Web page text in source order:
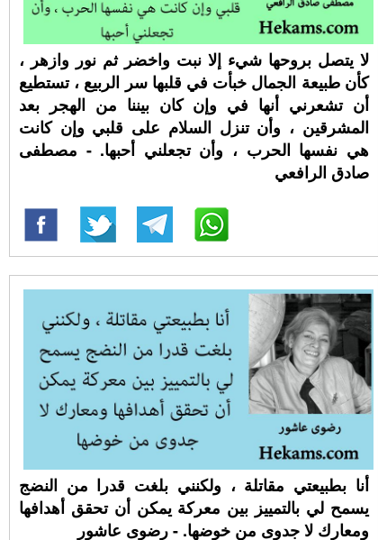
لا يتصل بروحها شيء إلا نبت واخضر ثم نور وازهر ،
كأن طبيعة الجمال خبأت في قلبها سر الربيع ، تستطيع
أن تشعرني أنها في وإن كان بيننا من الهجر بعد
المشرقين ، وأن تنزل السلام على قلبي وإن كانت
هي نفسها الحرب ، وأن تجعلني أحبها. - مصطفى
صادق الرافعي
أنا بطبيعتي مقاتلة ، ولكنني بلغت قدرا من النضج
يسمح لي بالتمييز بين معركة يمكن أن تحقق أهدافها
ومعارك لا جدوى من خوضها. - رضوى عاشور